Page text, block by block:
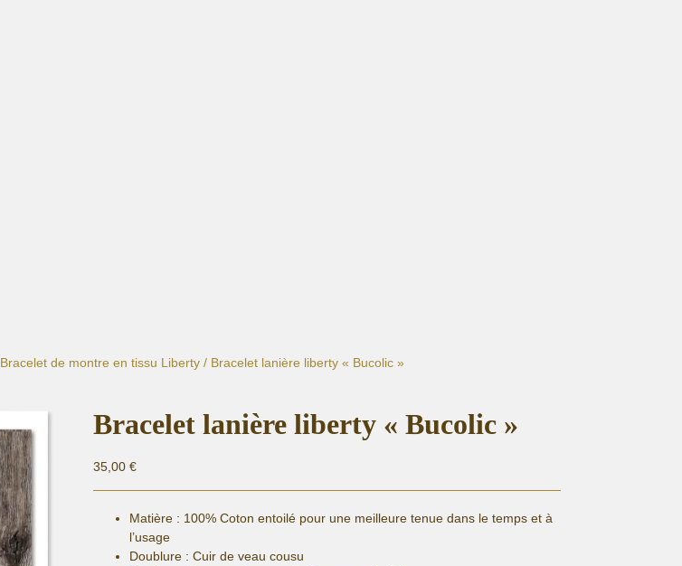
Bracelet de montre en tissu Liberty / Bracelet lanière liberty « Bucolic »
Bracelet lanière liberty « Bucolic »
35,00€
Matière : 100% Coton entoilé pour une meilleure tenue dans le temps et à
l’usage
Doublure : Cuir de veau cousu